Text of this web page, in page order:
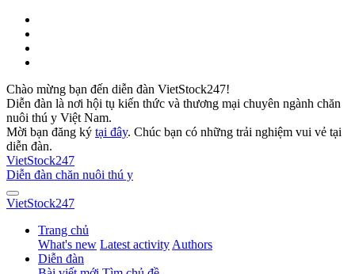
Chào mừng bạn đến diễn đàn VietStock247!
Diễn đàn là nơi hội tụ kiến thức và thương mại chuyên ngành chăn
nuôi thú y Việt Nam.
Mời bạn đăng ký tại đây. Chúc bạn có những trải nghiệm vui vẻ tại
diễn đàn.
VietStock247
Diễn đàn chăn nuôi thú y
VietStock247
Trang chủ
What's new Latest activity Authors
Diễn đàn